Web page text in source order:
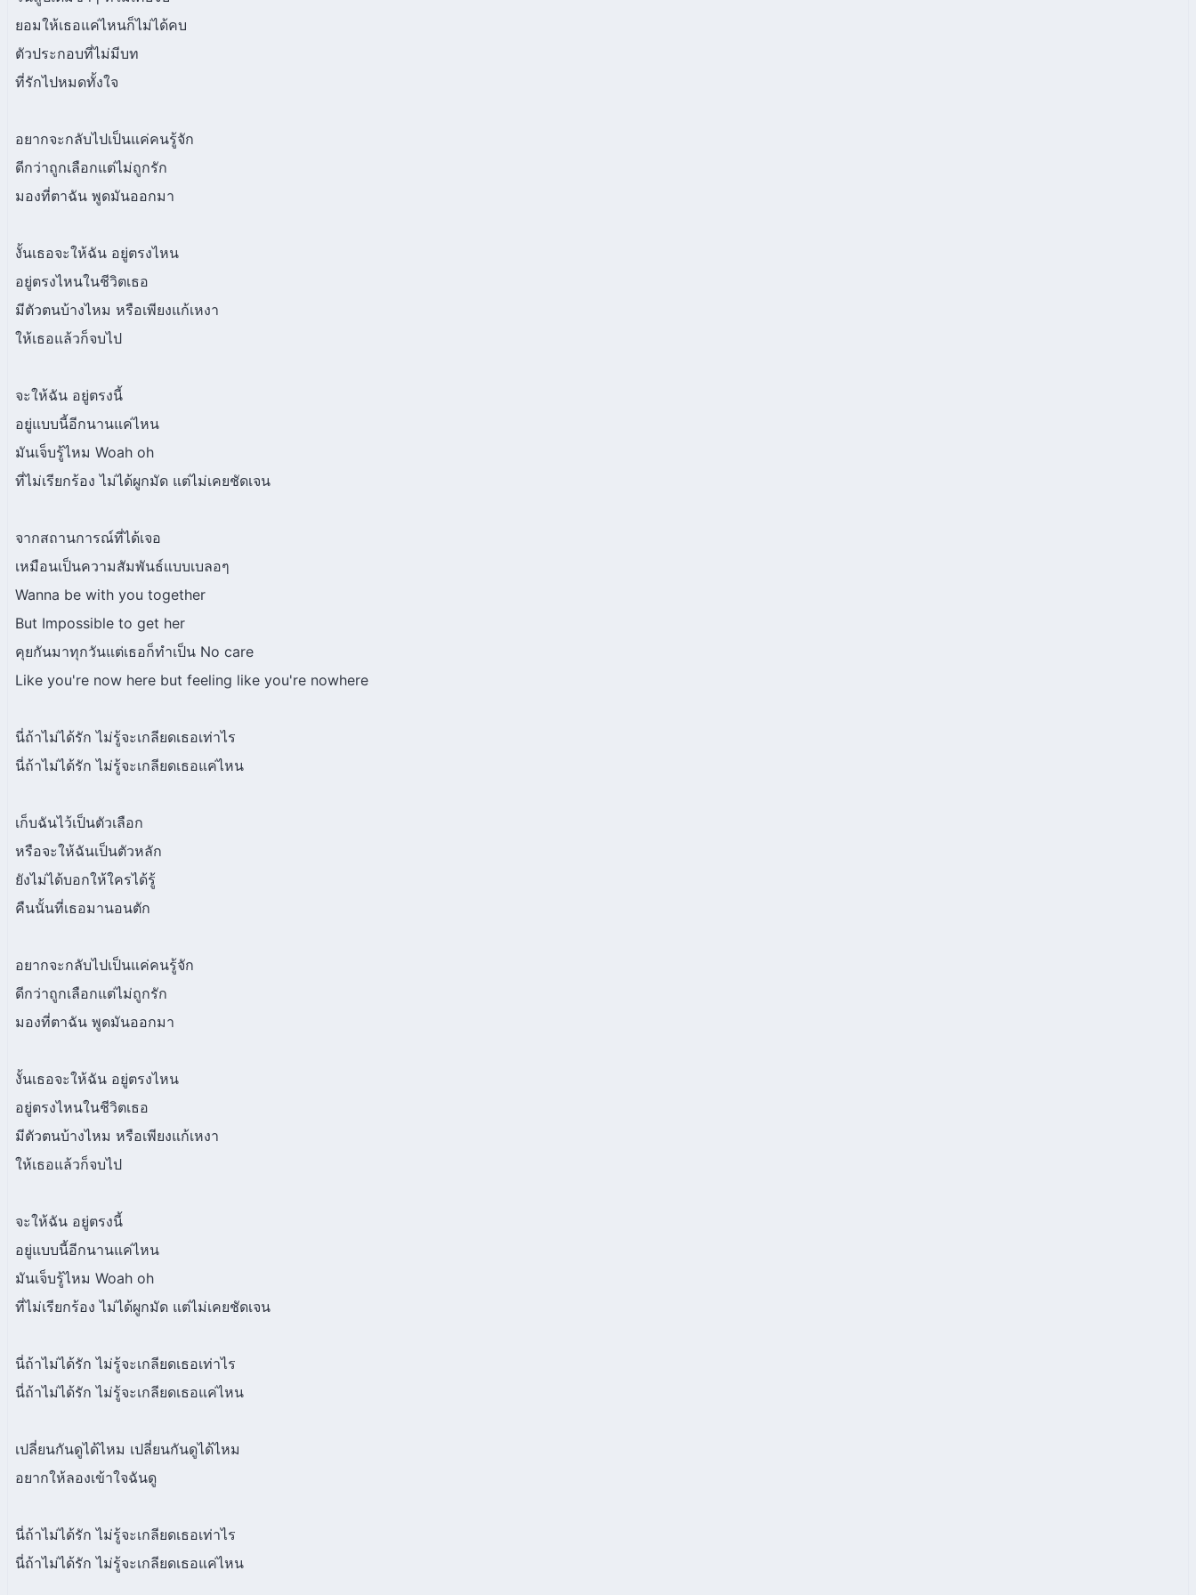
ยอมให้เธอแค่ไหนก็ไม่ได้คบ
ตัวประกอบที่ไม่มีบท
ที่รักไปหมดทั้งใจ
อยากจะกลับไปเป็นแค่คนรู้จัก
ดีกว่าถูกเลือกแต่ไม่ถูกรัก
มองที่ตาฉัน พูดมันออกมา
งั้นเธอจะให้ฉัน อยู่ตรงไหน
อยู่ตรงไหนในชีวิตเธอ
มีตัวตนบ้างไหม หรือเพียงแก้เหงา
ให้เธอแล้วก็จบไป
จะให้ฉัน อยู่ตรงนี้
อยู่แบบนี้อีกนานแค่ไหน
มันเจ็บรู้ไหม Woah oh
ที่ไม่เรียกร้อง ไม่ได้ผูกมัด แต่ไม่เคยชัดเจน
จากสถานการณ์ที่ได้เจอ
เหมือนเป็นความสัมพันธ์แบบเบลอๆ
Wanna be with you together
But Impossible to get her
คุยกันมาทุกวันแต่เธอก็ทำเป็น No care
Like you're now here but feeling like you're nowhere
นี่ถ้าไม่ได้รัก ไม่รู้จะเกลียดเธอเท่าไร
นี่ถ้าไม่ได้รัก ไม่รู้จะเกลียดเธอแค่ไหน
เก็บฉันไว้เป็นตัวเลือก
หรือจะให้ฉันเป็นตัวหลัก
ยังไม่ได้บอกให้ใครได้รู้
คืนนั้นที่เธอมานอนตัก
อยากจะกลับไปเป็นแค่คนรู้จัก
ดีกว่าถูกเลือกแต่ไม่ถูกรัก
มองที่ตาฉัน พูดมันออกมา
งั้นเธอจะให้ฉัน อยู่ตรงไหน
อยู่ตรงไหนในชีวิตเธอ
มีตัวตนบ้างไหม หรือเพียงแก้เหงา
ให้เธอแล้วก็จบไป
จะให้ฉัน อยู่ตรงนี้
อยู่แบบนี้อีกนานแค่ไหน
มันเจ็บรู้ไหม Woah oh
ที่ไม่เรียกร้อง ไม่ได้ผูกมัด แต่ไม่เคยชัดเจน
นี่ถ้าไม่ได้รัก ไม่รู้จะเกลียดเธอเท่าไร
นี่ถ้าไม่ได้รัก ไม่รู้จะเกลียดเธอแค่ไหน
เปลี่ยนกันดูได้ไหม เปลี่ยนกันดูได้ไหม
อยากให้ลองเข้าใจฉันดู
นี่ถ้าไม่ได้รัก ไม่รู้จะเกลียดเธอเท่าไร
นี่ถ้าไม่ได้รัก ไม่รู้จะเกลียดเธอแค่ไหน